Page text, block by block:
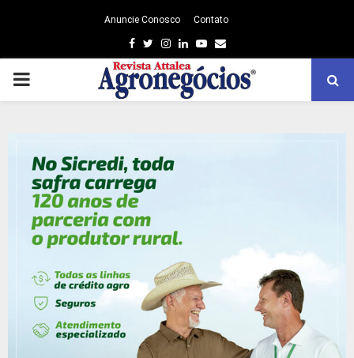
Anuncie Conosco Contato
Facebook
TwitterInstagram
LinkedinYoutube
Email
PRIMARY